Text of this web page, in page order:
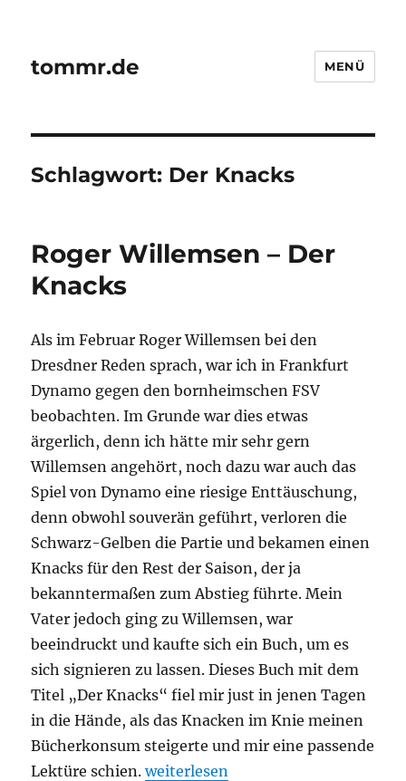
tommr.de MENÜ
Schlagwort: Der Knacks
Roger Willemsen – Der
Knacks
Als im Februar Roger Willemsen bei den
Dresdner Reden sprach, war ich in Frankfurt
Dynamo gegen den bornheimschen FSV
beobachten. Im Grunde war dies etwas
ärgerlich, denn ich hätte mir sehr gern
Willemsen angehört, noch dazu war auch das
Spiel von Dynamo eine riesige Enttäuschung,
denn obwohl souverän geführt, verloren die
Schwarz-Gelben die Partie und bekamen einen
Knacks für den Rest der Saison, der ja
bekanntermaßen zum Abstieg führte. Mein
Vater jedoch ging zu Willemsen, war
beeindruckt und kaufte sich ein Buch, um es
sich signieren zu lassen. Dieses Buch mit dem
Titel „Der Knacks“ fiel mir just in jenen Tagen
in die Hände, als das Knacken im Knie meinen
Bücherkonsum steigerte und mir eine passende
Lektüre schien.„Roger Willemsen – Der Knacks“
weiterlesen